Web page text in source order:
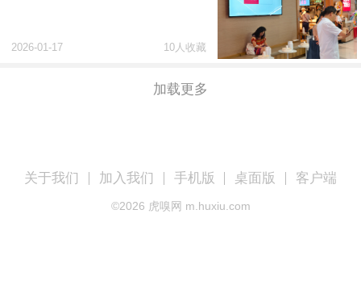
2026-01-17 10人收藏
加载更多
关于我们 加入我们 手机版 桌面版 客户端
©2026 虎嗅网 m.huxiu.com